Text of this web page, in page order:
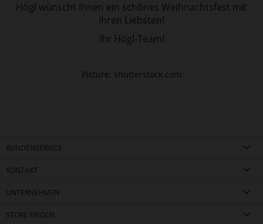
Högl wünscht Ihnen ein schönes Weihnachtsfest mit
Ihren Liebsten!
Ihr Högl-Team!
Picture: shutterstock.com
KUNDENSERVICE
KONTAKT
UNTERNEHMEN
STORE FINDEN